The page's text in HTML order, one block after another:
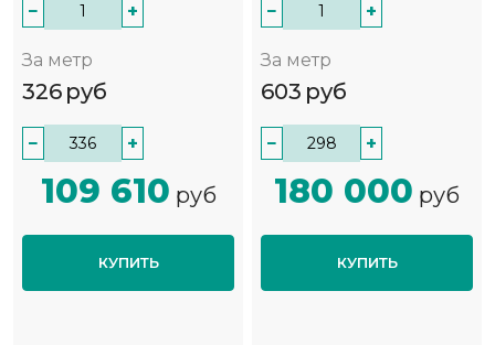
− +
За метр
326 руб
− +
109 610 руб
КУПИТЬ
− +
За метр
603 руб
− +
180 000 руб
КУПИТЬ